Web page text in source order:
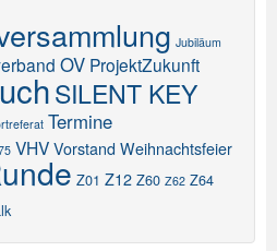
Jubiläum
OV ProjektZukunft
SILENT KEY
Termine
VHV Vorstand Weihnachtsfeier
Z01 Z12 Z60 Z62 Z64